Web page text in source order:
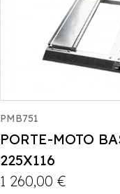
PMB751
PORTE-MOTO
225X116
1 260,00€